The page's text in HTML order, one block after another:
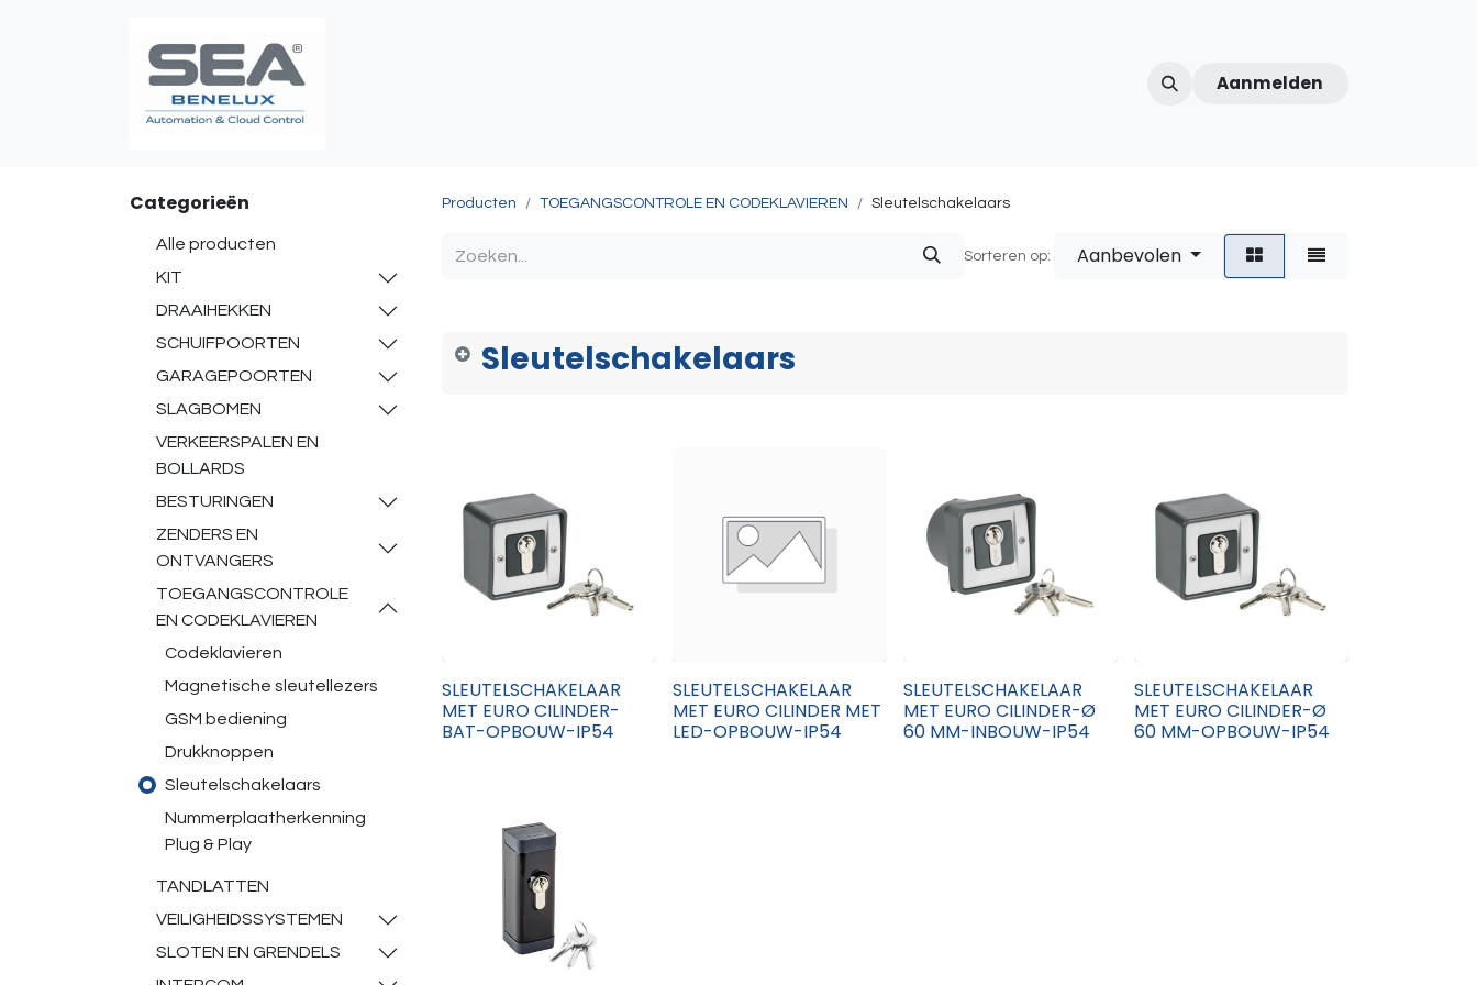
Over ons Afspraak
Aanmelden
Categorieën
Alle producten
KIT
DRAAIHEKKEN
SCHUIFPOORTEN
GARAGEPOORTEN
SLAGBOMEN
VERKEERSPALEN EN
BOLLARDS
BESTURINGEN
ZENDERS EN
ONTVANGERS
TOEGANGSCONTROLE
EN CODEKLAVIEREN
Codeklavieren
Magnetische sleutellezers
GSM bediening
Drukknoppen
Sleutelschakelaars
Nummerplaatherkenning
Plug & Play
TANDLATTEN
VEILIGHEIDSSYSTEMEN
SLOTEN EN GRENDELS
Producten TOEGANGSCONTROLE EN CODEKLAVIEREN Sleutelschakelaars
Sorteren op: Aanbevolen
Sleutelschakelaars
SLEUTELSCHAKELAAR
MET EURO CILINDER-
BAT-OPBOUW-IP54
SLEUTELSCHAKELAAR
MET EURO CILINDER MET
LED-OPBOUW-IP54
SLEUTELSCHAKELAAR
MET EURO CILINDER-Ø
60 MM-INBOUW-IP54
SLEUTELSCHAKELAAR
MET EURO CILINDER-Ø
60 MM-OPBOUW-IP54